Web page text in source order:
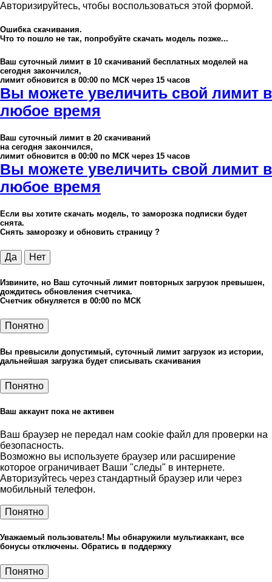
Авторизируйтесь, чтобы воспользоваться этой формой.
Ошибка скачивания.
Что то пошло не так, попробуйте скачать модель позже...
Ваш суточный лимит в 10 скачиваний бесплатных моделей на
сегодня закончился,
лимит обновится в 00:00 по МСК через 15 часов
Вы можете увеличить свой лимит в
любое время
Ваш суточный лимит в 20 скачиваний
на сегодня закончился,
лимит обновится в 00:00 по МСК через 15 часов
Вы можете увеличить свой лимит в
любое время
Если вы хотите скачать модель, то заморозка подписки будет
снята.
Снять заморозку и обновить страницу ?
Да Нет
Извините, но Ваш суточный лимит повторных загрузок превышен,
дождитесь обновления счетчика.
Счетчик обнуляется в 00:00 по МСК
Понятно
Вы превысили допустимый, суточный лимит загрузок из истории,
дальнейшая загрузка будет списывать скачивания
Понятно
Ваш аккаунт пока не активен
Ваш браузер не передал нам cookie файл для проверки на
безопасность.
Возможно вы используете браузер или расширение
которое ограничивает Ваши "следы" в интернете.
Авторизуйтесь через стандартный браузер или через
мобильный телефон.
Понятно
Уважаемый пользователь! Мы обнаружили мультиаккант, все
бонусы отключены. Обратись в поддержку
Понятно